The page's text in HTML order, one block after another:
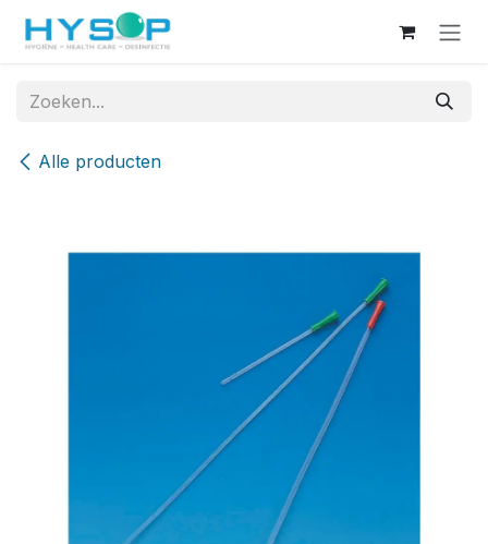
Overslaan naar inhoud
Alle producten